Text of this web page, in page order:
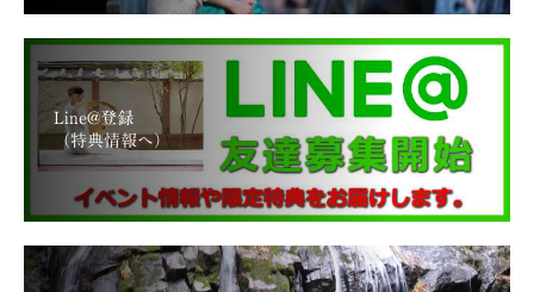
Line@登録
（特典情報へ）